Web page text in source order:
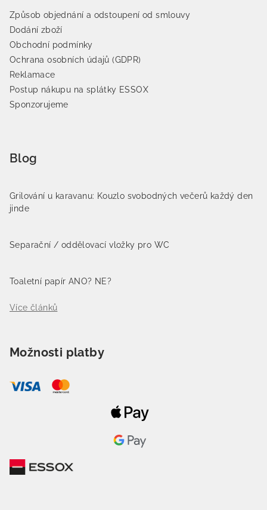
Způsob objednání a odstoupení od smlouvy
Dodání zboží
Obchodní podmínky
Ochrana osobních údajů (GDPR)
Reklamace
Postup nákupu na splátky ESSOX
Sponzorujeme
Blog
Grilování u karavanu: Kouzlo svobodných večerů každý den
jinde
Separační / oddělovací vložky pro WC
Toaletní papír ANO? NE?
Více článků
Možnosti platby